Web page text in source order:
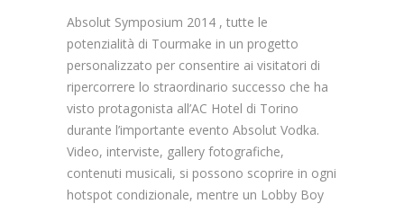
Absolut Symposium 2014 , tutte le
potenzialità di Tourmake in un progetto
personalizzato per consentire ai visitatori di
ripercorrere lo straordinario successo che ha
visto protagonista all’AC Hotel di Torino
durante l’importante evento Absolut Vodka.
Video, interviste, gallery fotografiche,
contenuti musicali, si possono scoprire in ogni
hotspot condizionale, mentre un Lobby Boy